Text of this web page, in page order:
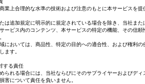
業上合理的な水準の技術および注意のもとに本サービスを
は追加規定に明示的に規定されている場合を除き、当社ま
ービス内のコンテンツ、本サービスの特定の機能、その信
においては、商品性、特定の目的への適合性、および権利
ます。
する責任
られる場合には、当社ならびにそのサプライヤーおよびデ
害について責任を負いません。